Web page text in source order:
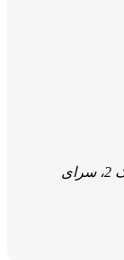
تهران پاسداران، خیابان بهستان هفتم، پلاک 2، سرای